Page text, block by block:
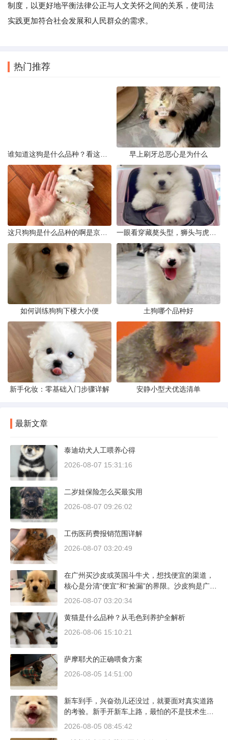
制度，以更好地平衡法律公正与人文关怀之间的关系，使司法
实践更加符合社会发展和人民群众的需求。
热门推荐
早上刷牙总恶心是为什么
如何训练狗狗下楼大小便 土狗哪个品种好
新手化妆：零基础入门步骤详解 安静小型犬优选清单
最新文章
泰迪幼犬人工喂养心得
2026-08-07 15:31:16
二岁娃保险怎么买最实用
2026-08-07 09:26:02
工伤医药费报销范围详解
2026-08-07 03:20:49
在广州买沙皮或英国斗牛犬，想找便宜的渠道，
核心是分清“便宜”和“捡漏”的界限。沙皮狗是广东
本地犬种，价格比北方城市有优势；英国斗牛犬
方和真实价格区间。
2026-08-07 03:20:34
黄猫是什么品种？从毛色到养护全解析
2026-08-06 15:10:21
萨摩耶犬的正确喂食方案
2026-08-05 14:51:00
新车到手，兴奋劲儿还没过，就要面对真实道路
的考验。新手开新车上路，最怕的不是技术生
疏，而是对车况和路况的双重陌生。磨合期内，
2026-08-05 08:45:42